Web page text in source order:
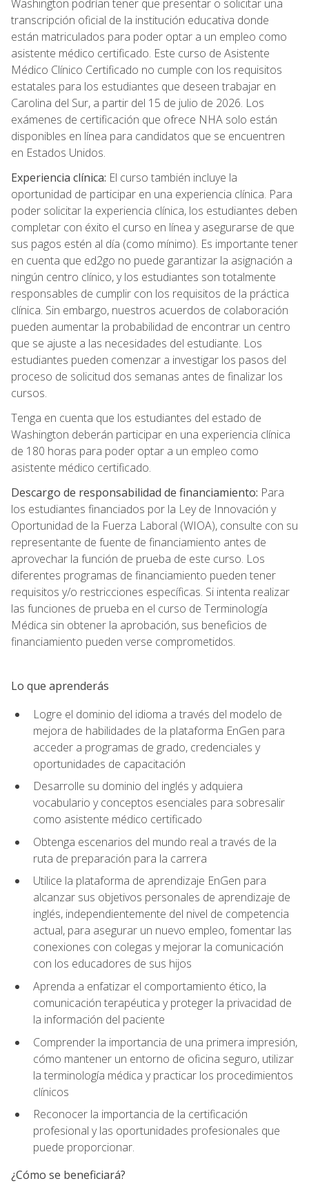
Washington podrían tener que presentar o solicitar una
transcripción oficial de la institución educativa donde
están matriculados para poder optar a un empleo como
asistente médico certificado. Este curso de Asistente
Médico Clínico Certificado no cumple con los requisitos
estatales para los estudiantes que deseen trabajar en
Carolina del Sur, a partir del 15 de julio de 2026. Los
exámenes de certificación que ofrece NHA solo están
disponibles en línea para candidatos que se encuentren
en Estados Unidos.
Experiencia clínica: El curso también incluye la
oportunidad de participar en una experiencia clínica. Para
poder solicitar la experiencia clínica, los estudiantes deben
completar con éxito el curso en línea y asegurarse de que
sus pagos estén al día (como mínimo). Es importante tener
en cuenta que ed2go no puede garantizar la asignación a
ningún centro clínico, y los estudiantes son totalmente
responsables de cumplir con los requisitos de la práctica
clínica. Sin embargo, nuestros acuerdos de colaboración
pueden aumentar la probabilidad de encontrar un centro
que se ajuste a las necesidades del estudiante. Los
estudiantes pueden comenzar a investigar los pasos del
proceso de solicitud dos semanas antes de finalizar los
cursos.
Tenga en cuenta que los estudiantes del estado de
Washington deberán participar en una experiencia clínica
de 180 horas para poder optar a un empleo como
asistente médico certificado.
Descargo de responsabilidad de financiamiento: Para
los estudiantes financiados por la Ley de Innovación y
Oportunidad de la Fuerza Laboral (WIOA), consulte con su
representante de fuente de financiamiento antes de
aprovechar la función de prueba de este curso. Los
diferentes programas de financiamiento pueden tener
requisitos y/o restricciones específicas. Si intenta realizar
las funciones de prueba en el curso de Terminología
Médica sin obtener la aprobación, sus beneficios de
financiamiento pueden verse comprometidos.
Lo que aprenderás
Logre el dominio del idioma a través del modelo de
mejora de habilidades de la plataforma EnGen para
acceder a programas de grado, credenciales y
oportunidades de capacitación
Desarrolle su dominio del inglés y adquiera
vocabulario y conceptos esenciales para sobresalir
como asistente médico certificado
Obtenga escenarios del mundo real a través de la
ruta de preparación para la carrera
Utilice la plataforma de aprendizaje EnGen para
alcanzar sus objetivos personales de aprendizaje de
inglés, independientemente del nivel de competencia
actual, para asegurar un nuevo empleo, fomentar las
conexiones con colegas y mejorar la comunicación
con los educadores de sus hijos
Aprenda a enfatizar el comportamiento ético, la
comunicación terapéutica y proteger la privacidad de
la información del paciente
Comprender la importancia de una primera impresión,
cómo mantener un entorno de oficina seguro, utilizar
la terminología médica y practicar los procedimientos
clínicos
Reconocer la importancia de la certificación
profesional y las oportunidades profesionales que
puede proporcionar.
¿Cómo se beneficiará?